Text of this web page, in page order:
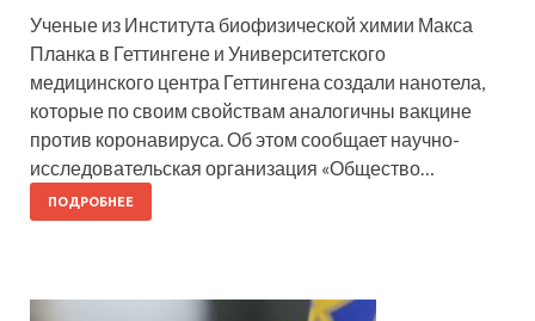
Ученые из Института биофизической химии Макса
Планка в Геттингене и Университетского
медицинского центра Геттингена создали нанотела,
которые по своим свойствам аналогичны вакцине
против коронавируса. Об этом сообщает научно-
исследовательская организация «Общество…
ПОДРОБНЕЕ